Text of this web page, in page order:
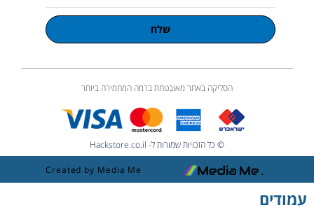
שלח
הסליקה באתר מאובטחת ברמה המחמירה ביותר
© כל הזכויות שמורות ל- Hackstore.co.il
Created by Media Me
עמודים